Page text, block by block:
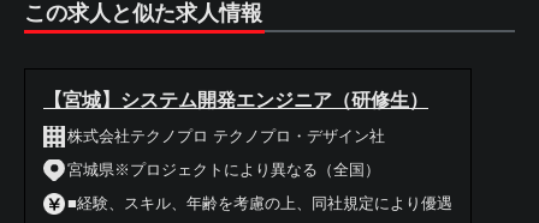
この求人と似た求人情報
【宮城】システム開発エンジニア（研修生）
株式会社テクノプロ テクノプロ・デザイン社
宮城県※プロジェクトにより異なる（全国）
■経験、スキル、年齢を考慮の上、同社規定により優遇